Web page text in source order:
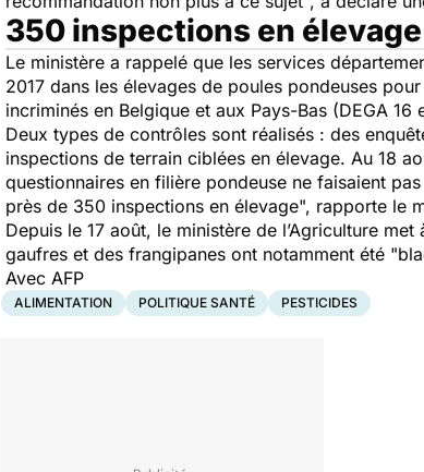
350 inspections en élevage
Le ministère a rappelé que les services
2017 dans les élevages de poules pondeuses
incriminés en Belgique et aux Pays-Bas (DEGA
Deux types de contrôles sont réalisés : des
inspections de terrain ciblées en élevage. Au 18
questionnaires en filière pondeuse ne faisaient
près de 350 inspections en élevage", rapporte le
Depuis le 17 août, le ministère de l’Agriculture met
gaufres et des frangipanes ont notamment été
Avec AFP
ALIMENTATION POLITIQUE SANTÉ PESTICIDES